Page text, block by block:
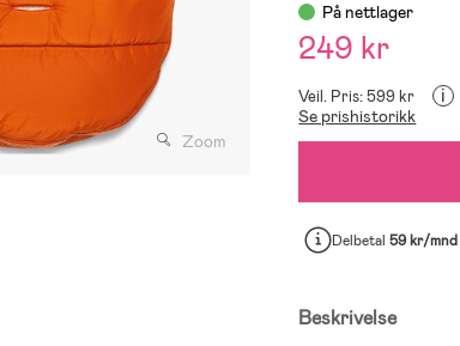
Zoom
På nettlager
249 kr
Veil. Pris: 599 kr i
Se prishistorikk
Delbetal59 kr/mnd
Beskrivelse